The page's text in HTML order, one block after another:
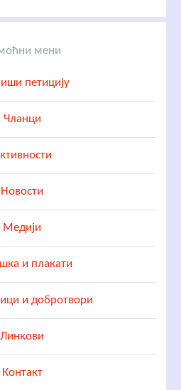
мени
петицију
Чланци
Новости
Медији
и плакати
и добротвори
Линкови
Контакт